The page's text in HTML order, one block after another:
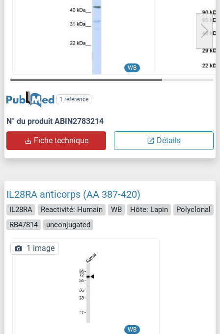
WB
1 reference
N° du produit ABIN2783214
Fiche technique Détails
IL28RA anticorps (AA 387-420)
IL28RA Reactivité: Humain WB Hôte: Lapin
Polyclonal
RB47814
unconjugated
WB
1 image